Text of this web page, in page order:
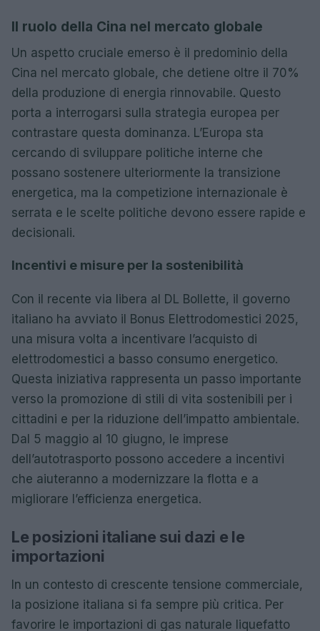
Il ruolo della Cina nel mercato globale
Un aspetto cruciale emerso è il predominio della
Cina nel mercato globale, che detiene oltre il 70%
della produzione di energia rinnovabile. Questo
porta a interrogarsi sulla strategia europea per
contrastare questa dominanza. L’Europa sta
cercando di sviluppare politiche interne che
possano sostenere ulteriormente la transizione
energetica, ma la competizione internazionale è
serrata e le scelte politiche devono essere rapide e
decisionali.
Incentivi e misure per la sostenibilità
Con il recente via libera al DL Bollette, il governo
italiano ha avviato il Bonus Elettrodomestici 2025,
una misura volta a incentivare l’acquisto di
elettrodomestici a basso consumo energetico.
Questa iniziativa rappresenta un passo importante
verso la promozione di stili di vita sostenibili per i
cittadini e per la riduzione dell’impatto ambientale.
Dal 5 maggio al 10 giugno, le imprese
dell’autotrasporto possono accedere a incentivi
che aiuteranno a modernizzare la flotta e a
migliorare l’efficienza energetica.
Le posizioni italiane sui dazi e le
importazioni
In un contesto di crescente tensione commerciale,
la posizione italiana si fa sempre più critica. Per
favorire le importazioni di gas naturale liquefatto